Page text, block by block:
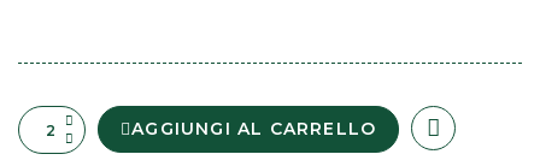
AGGIUNGI AL CARRELLO